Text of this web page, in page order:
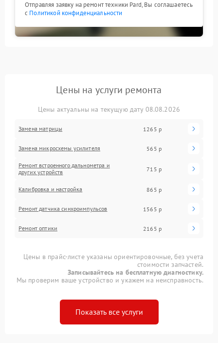
Отправляя заявку на ремонт техники Pard, Вы соглашаетесь
с Политикой конфиденциальности
Цены на услуги ремонта
Цены актуальны на текущую дату 08.08.2026
Замена матрицы 1265 р
Замена микросхемы усилителя 565 р
Ремонт встроенного дальнометра и
других устройств
715 р
Калибровка и настройка 865 р
Ремонт датчика синхроимпульсов 1565 р
Ремонт оптики 2165 р
Цены в прайс-листе указаны ориентировочные, без учета
стоимости запчастей.
Записывайтесь на бесплатную диагностику.
Мы проверим ваше устройство и укажем на неисправность.
Показать все услуги